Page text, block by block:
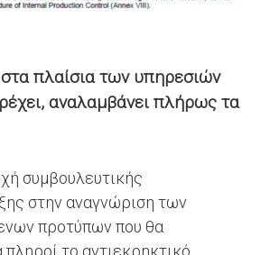
πλαίσια των υπηρεσιών
αναλαμβάνει πλήρως τα
συμβουλευτικής
στην αναγνώριση των
προτύπων που θα
πληροί το αντιεκρηκτικό